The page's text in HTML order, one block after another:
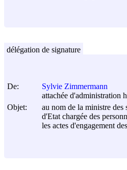
De:
Sylvie Zimmermann
attachée d'administration
Objet:
au nom de la ministre des
d'Etat chargée des
les actes d'engagement
délégation de signature